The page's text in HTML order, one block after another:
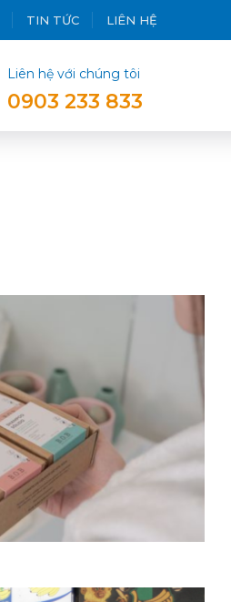
TIN TỨC LIÊN HỆ
Liên hệ với chúng tôi
0903 233 833